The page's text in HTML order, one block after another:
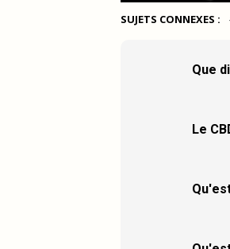
SUJETS CONNEXES :
Que
Le